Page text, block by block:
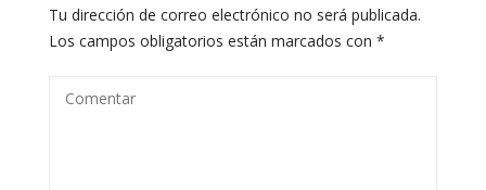
Tu dirección de correo electrónico no será publicada.
Los campos obligatorios están marcados con *